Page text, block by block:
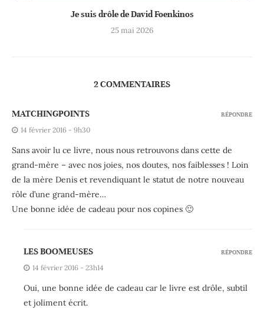
Je suis drôle de David Foenkinos
25 mai 2026
2 COMMENTAIRES
MATCHINGPOINTS
14 février 2016 - 9h30
Sans avoir lu ce livre, nous nous retrouvons dans cette de
grand-mère – avec nos joies, nos doutes, nos faiblesses ! Loin
de la mère Denis et revendiquant le statut de notre nouveau
rôle d’une grand-mère…
Une bonne idée de cadeau pour nos copines 🙂
RÉPONDRE
LES BOOMEUSES
14 février 2016 - 23h14
Oui, une bonne idée de cadeau car le livre est drôle, subtil
et joliment écrit.
RÉPONDRE